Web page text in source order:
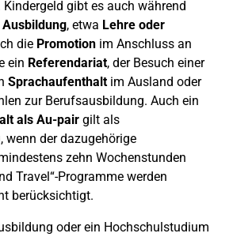
Kindergeld gibt es auch während
, etwa Lehre oder
die Promotion im Anschluss an
ein Referendariat, der Besuch einer
Sprachaufenthaltim Ausland oder
zur Berufsausbildung. Auch ein
als Au-pair gilt als
wenn der dazugehörige
zehn Wochenstunden
Travel“-Programme werden
berücksichtigt.
oder ein Hochschulstudium